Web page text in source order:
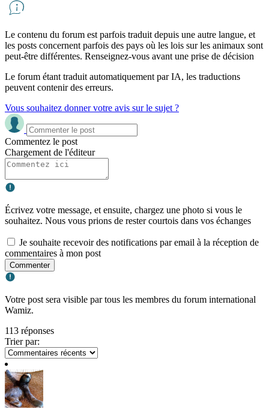
Le contenu du forum est parfois traduit depuis une autre langue, et
les posts concernent parfois des pays où les lois sur les animaux sont
peut-être différentes. Renseignez-vous avant une prise de décision
Le forum étant traduit automatiquement par IA, les traductions
peuvent contenir des erreurs.
Vous souhaitez donner votre avis sur le sujet ?
Commentez le post
Chargement de l'éditeur
Écrivez votre message, et ensuite, chargez une photo si vous le
souhaitez. Nous vous prions de rester courtois dans vos échanges
Je souhaite recevoir des notifications par email à la réception de
commentaires à mon post
Commenter
Votre post sera visible par tous les membres du forum international
Wamiz.
113 réponses
Trier par: